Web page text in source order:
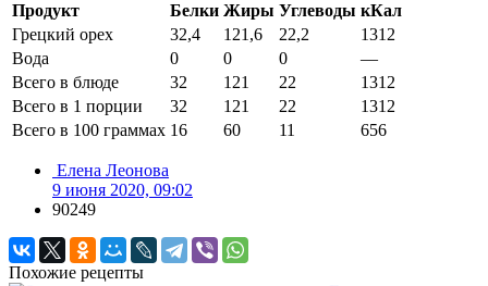
Продукт Белки Жиры Углеводы кКал
Грецкий орех
32,4 121,6 22,2
1312
Вода
0 0 0
—
Всего в блюде
32 121 22
1312
Всего в 1 порции
32 121 22
1312
Всего в 100 граммах 16 60 11 656
Елена Леонова
9 июня 2020, 09:02
90249
Похожие рецепты